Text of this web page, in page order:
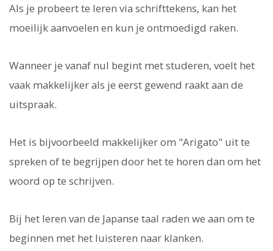
Als je probeert te leren via schrifttekens, kan het
moeilijk aanvoelen en kun je ontmoedigd raken.
Wanneer je vanaf nul begint met studeren, voelt het
vaak makkelijker als je eerst gewend raakt aan de
uitspraak.
Het is bijvoorbeeld makkelijker om "Arigato" uit te
spreken of te begrijpen door het te horen dan om het
woord op te schrijven.
Bij het leren van de Japanse taal raden we aan om te
beginnen met het luisteren naar klanken.